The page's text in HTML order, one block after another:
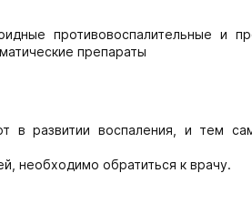
противовоспалительные и
препараты
в развитии воспаления, и тем
необходимо обратиться к врачу.